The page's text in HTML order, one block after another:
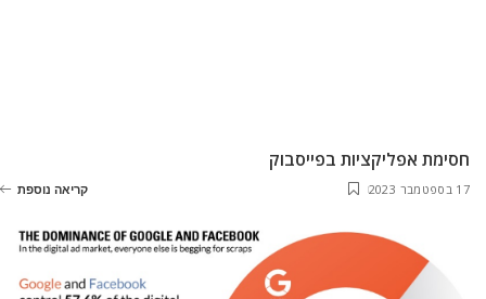
חסימת אפליקציות בפייסבוק
17 בספטמבר 2023 קריאה נוספת